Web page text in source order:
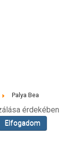
Palya Bea
érdekében
Elfogadom